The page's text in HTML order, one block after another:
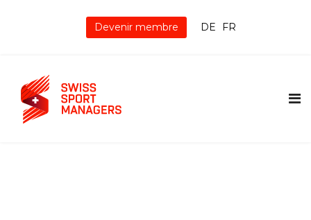
Devenir membre DE FR